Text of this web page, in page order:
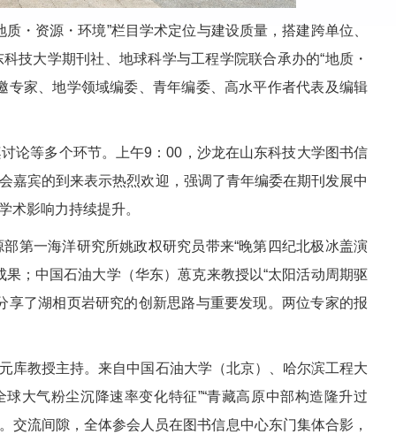
资源・环境”栏目学术定位与建设质量，搭建跨单位、
技大学期刊社、地球科学与工程学院联合承办的“地质・
家、地学领域编委、青年编委、高水平作者代表及编辑
等多个环节。上午9：00，沙龙在山东科技大学图书信
嘉宾的到来表示热烈欢迎，强调了青年编委在期刊发展中
术影响力持续提升。
一海洋研究所姚政权研究员带来“晚第四纪北极冰盖演
；中国石油大学（华东）葸克来教授以“太阳活动周期驱
了湖相页岩研究的创新思路与重要发现。两位专家的报
教授主持。来自中国石油大学（北京）、哈尔滨工程大
大气粉尘沉降速率变化特征”“青藏高原中部构造隆升过
交流间隙，全体参会人员在图书信息中心东门集体合影，